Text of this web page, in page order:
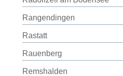
Rangendingen
Rastatt
Rauenberg
Remshalden